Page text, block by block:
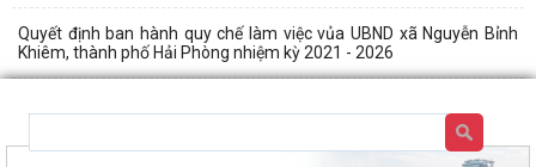
Quyết định ban hành quy chế làm việc vủa UBND xã Nguyễn Bỉnh
Khiêm, thành phố Hải Phòng nhiệm kỳ 2021 - 2026